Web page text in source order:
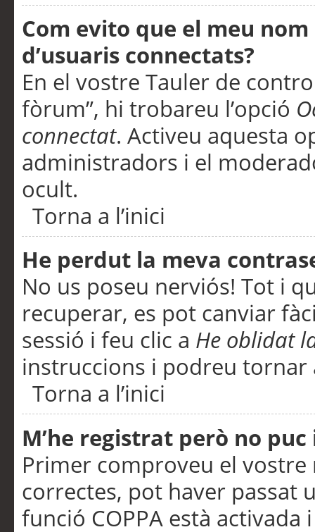
Com evito que el meu
d’usuaris connectats?
En el vostre Tauler de
fòrum”, hi trobareu l’opció
connectat. Activeu aquesta
administradors i el
ocult.
Torna a l’inici
He perdut la meva
No us poseu nerviós! Tot i
recuperar, es pot canviar
sessió i feu clic a He oblidat
instruccions i podreu tornar
Torna a l’inici
M’he registrat però no
Primer comproveu el vostre
correctes, pot haver passat
funció COPPA està